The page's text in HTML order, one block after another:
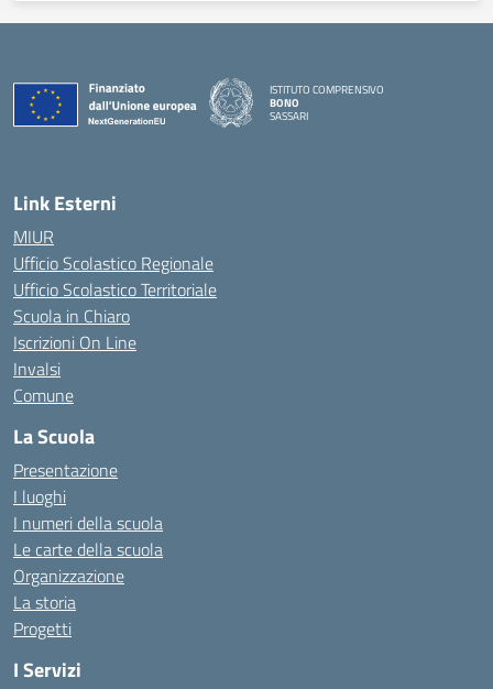
ISTITUTO COMPRENSIVO
BONO
SASSARI
Link Esterni
MIUR
Ufficio Scolastico Regionale
Ufficio Scolastico Territoriale
Scuola in Chiaro
Iscrizioni On Line
Invalsi
Comune
La Scuola
Presentazione
I luoghi
I numeri della scuola
Le carte della scuola
Organizzazione
La storia
Progetti
I Servizi